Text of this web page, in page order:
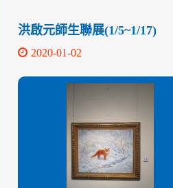
洪啟元師生聯展(1/5~1/17)
2020-01-02